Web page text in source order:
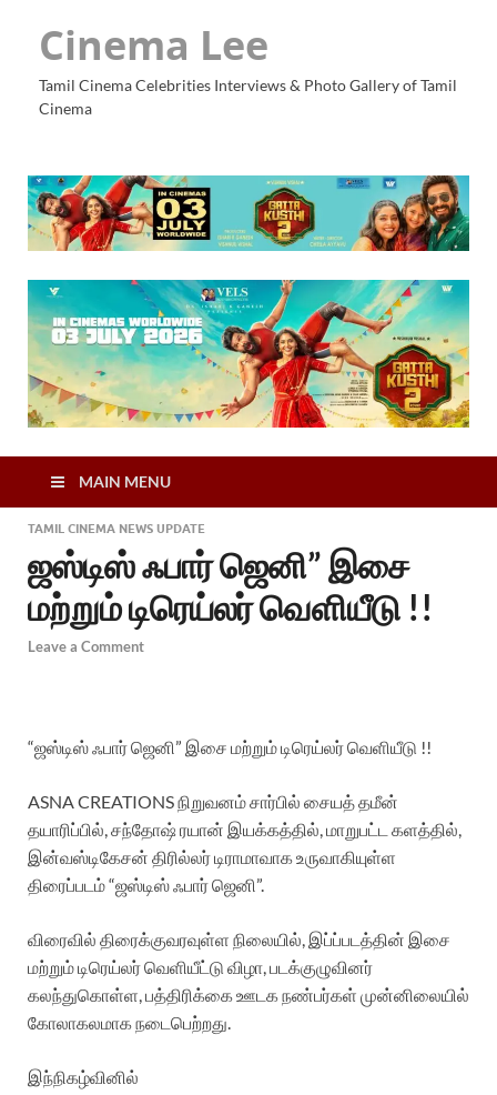
Cinema Lee
Tamil Cinema Celebrities Interviews & Photo Gallery of Tamil
Cinema
MAIN MENU
TAMIL CINEMA NEWS UPDATE
ஜஸ்டிஸ் ஃபார் ஜெனி” இசை
மற்றும் டிரெய்லர் வெளியீடு !!
Leave a Comment
“ஜஸ்டிஸ் ஃபார் ஜெனி” இசை மற்றும் டிரெய்லர் வெளியீடு !!
ASNA CREATIONS நிறுவனம் சார்பில் சையத் தமீன்
தயாரிப்பில், சந்தோஷ் ரயான் இயக்கத்தில், மாறுபட்ட களத்தில்,
இன்வஸ்டிகேசன் திரில்லர் டிராமாவாக உருவாகியுள்ள
திரைப்படம் “ஜஸ்டிஸ் ஃபார் ஜெனி”.
விரைவில் திரைக்குவரவுள்ள நிலையில், இப்ப்படத்தின் இசை
மற்றும் டிரெய்லர் வெளியீட்டு விழா, படக்குழுவினர்
கலந்துகொள்ள, பத்திரிக்கை ஊடக நண்பர்கள் முன்னிலையில்
கோலாகலமாக நடைபெற்றது.
இந்நிகழ்வினில்